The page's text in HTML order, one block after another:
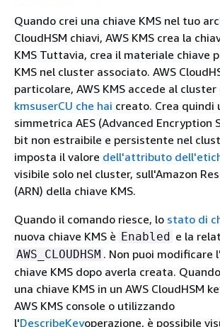
Quando crei una chiave KMS nel tuo
CloudHSM chiavi, AWS KMS crea la
KMS Tuttavia, crea il materiale chiave
KMS nel cluster associato. AWS
particolare, AWS KMS accede al cluster
kmsuserCU che hai creato. Crea quindi
simmetrica AES (Advanced Encryption
bit non estraibile e persistente nel
imposta il valore dell'attributo
visibile solo nel cluster, sull'Amazon
(ARN) della chiave KMS.
Quando il comando riesce, lo stato di
nuova chiave KMS è Enabled e la
AWS_CLOUDHSM . Non puoi modificare
chiave KMS dopo averla creata.
una chiave KMS in un AWS CloudHSM
AWS KMS console o utilizzando
l'DescribeKeyoperazione, è possibile